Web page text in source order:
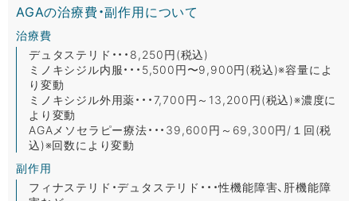
AGAの治療費・副作用について
治療費
デュタステリド・・・8,250円(税込)
ミノキシジル内服・・・5,500円〜9,900円(税込)※容量によ
り変動
ミノキシジル外用薬・・・7,700円～13,200円(税込)※濃度に
より変動
AGAメソセラピー療法・・・39,600円～69,300円/１回(税
込)※回数により変動
副作用
フィナステリド・デュタステリド・・・性機能障害、肝機能障